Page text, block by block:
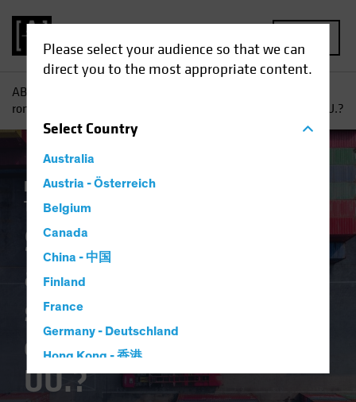
Please select your audience so that we can
direct you to the most appropriate content.
SelectCountry
Australia
Austria - Österreich
Belgium
Canada
China - 中国
Finland
France
Germany - Deutschland
Hong Kong - 香港
Hungary
AB
ronda de aranceles: ¿qué significa para la economía de EE. UU.?
Economía Inflación
Trade Wars
Segunda ronda de
aranceles: ¿qué
significa para la
economía de EE.
UU.?